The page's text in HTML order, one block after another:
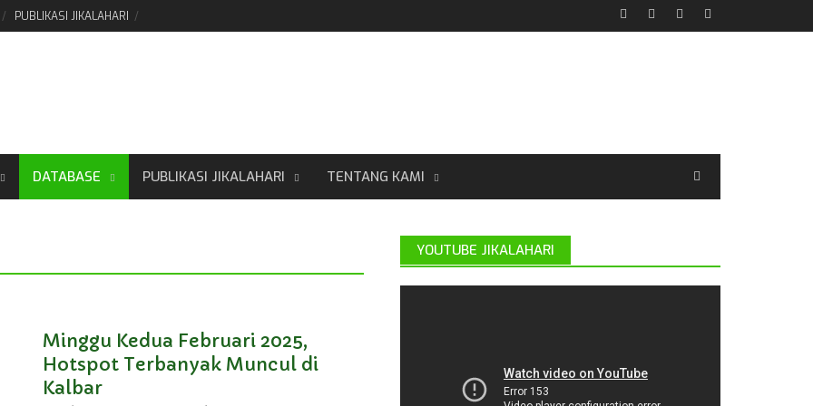
PUBLIKASI JIKALAHARI
DATABASE PUBLIKASI JIKALAHARI TENTANG KAMI
Minggu Kedua Februari 2025,
Hotspot Terbanyak Muncul di
Kalbar
YOUTUBE JIKALAHARI